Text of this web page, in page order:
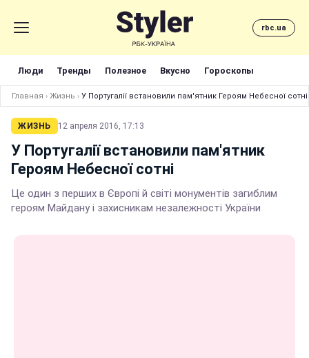
rbc.ua
Люди Тренды Полезное Вкусно Гороскопы
Главная › Жизнь › У Португалії встановили пам'ятник Героям Небесної сотні
ЖИЗНЬ 12 апреля 2016, 17:13
У Португалії встановили пам'ятник
Героям Небесної сотні
Це один з перших в Європі й світі монументів загиблим
героям Майдану і захисникам незалежності України